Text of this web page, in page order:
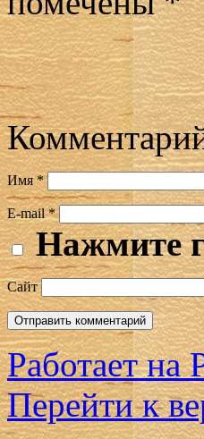
Имя*
E-mail*
Нажмите
Сайт
Работает на
Перейти к